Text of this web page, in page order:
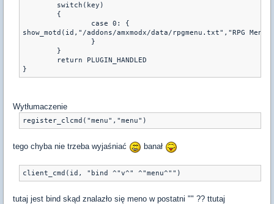
        switch(key)
        {
                case 0: {
show_motd(id,"/addons/amxmodx/data/rpgmenu.txt","RPG
                }
        }
        return PLUGIN_HANDLED
Wytłumaczenie
tego chyba nie trzeba wyjaśniać banał
tutaj jest bind skąd znalazło się meno w postatni "" ?? ttutaj